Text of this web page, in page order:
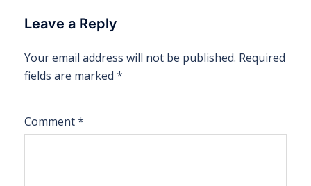
Leave a Reply
Your email address will not be published. Required
fields are marked *
Comment*